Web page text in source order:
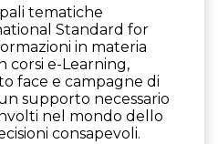
tematiche
Standard for
in materia
corsi e-Learning,
face e campagne di
supporto necessario
nel mondo dello
consapevoli.